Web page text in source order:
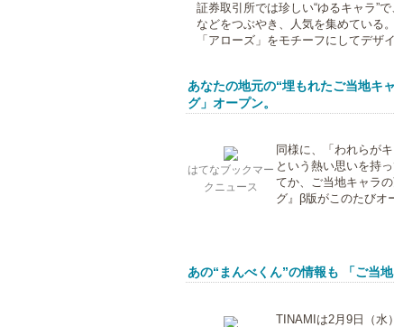
証券取引所では珍しい“ゆるキャラ”
などをつぶやき、人気を集めている
「アローズ」をモチーフにしてデザ
あなたの地元の“埋もれたご当地キ
グ」オープン。
はてなブックマー
クニュース
同様に、「われらが
という熱い思いを持
てか、ご当地キャラ
グ』β版がこのたびオ
あの“まんべくん”の情報も 「ご当
TINAMIは2月9日（水